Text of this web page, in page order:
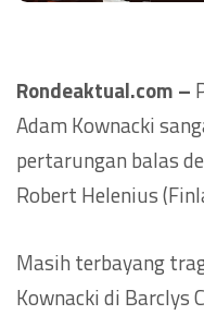
Rondeaktual.com –
Adam Kownacki
pertarungan balas
Robert Helenius
Masih terbayang
Kownacki di Barclys